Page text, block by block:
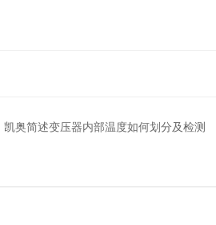
凯奥简述变压器内部温度如何划分及检测